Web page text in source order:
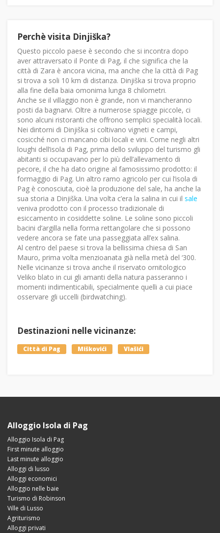
Perchè visita Dinjiška?
Questo piccolo paese è secondo che si incontra dopo
aver attraversato il Ponte di Pag, il che significa che la
città di Zara è ancora vicina, ma anche che la città di Pag
si trova a soli 10 km di distanza. Dinjiška si trova proprio
alla fine della baia omonima lunga 8 chilometri.
Anche se il villaggio non è grande, non vi mancheranno
posti da bagnarvi. Oltre a numerose spiagge piccole, ci
sono alcuni ristoranti che offrono semplici specialità locali.
Nei dintorni di Dinjiška si coltivano vigneti e campi,
cosicché non ci mancano cibi locali e vini. Come negli altri
loughi dell’isola di Pag, prima dello sviluppo del turismo gli
abitanti si occupavano per lo più dell’allevamento di
pecore, il che ha dato origine al famosissimo prodotto: il
formaggio di Pag. Un altro ramo agricolo per cui l’isola di
Pag è conosciuta, cioè la produzione del sale, ha anche la
sua storia a Dinjiška. Una volta c’era la salina in cui il sale
veniva prodotto con il processo tradizionale di
esiccamento in cosiddette soline. Le soline sono piccoli
bacini d’argilla nella forma rettangolare che si possono
vedere ancora se fate una passeggiata all’ex salina.
Al centro del paese si trova la bellissima chiesa di San
Mauro, prima volta menzioanata già nella metà del ‘300.
Nelle vicinanze si trova anche il riservato ornitologico
Veliko blato in cui gli amanti della natura passeranno i
momenti indimenticabili, specialmente quelli a cui piace
osservare gli uccelli (birdwatching).
Destinazioni nelle vicinanze:
Città di Pag Miškovići Vlašići
Alloggio Isola di Pag
Alloggio Isola di Pag
First minute alloggio
Last minute alloggio
Alloggi di lusso
Alloggi economici
Alloggio nelle baie
Turismo di Robinson
Ville di Lusso
Agriturismo
Alloggi privati